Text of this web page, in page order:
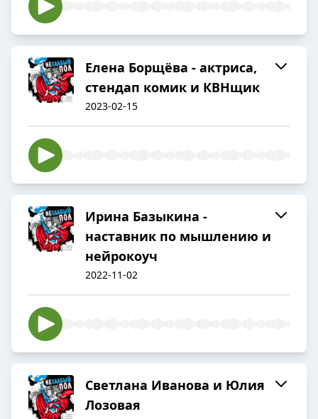
Елена Борщёва - актриса,
стендап комик и КВНщик
2023-02-15
Ирина Базыкина -
наставник по мышлению и
нейрокоуч
2022-11-02
Светлана Иванова и Юлия
Лозовая